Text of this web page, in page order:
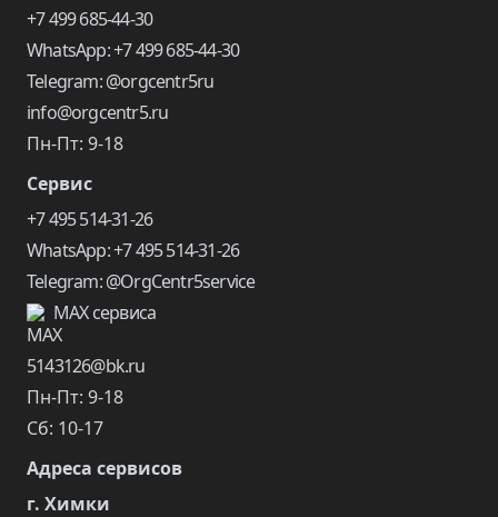
+7 499 685-44-30
WhatsApp: +7 499 685-44-30
Telegram: @orgcentr5ru
info@orgcentr5.ru
Пн-Пт: 9-18
Сервис
+7 495 514-31-26
WhatsApp: +7 495 514-31-26
Telegram: @OrgCentr5service
MAX сервиса
5143126@bk.ru
Пн-Пт: 9-18
Сб: 10-17
Адреса сервисов
г. Химки